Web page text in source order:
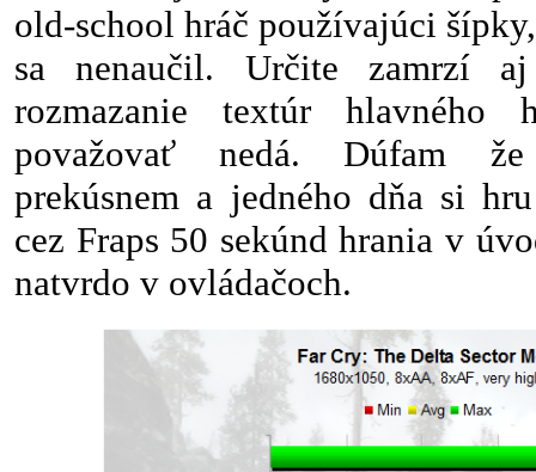
old-school hráč používajúci
sa nenaučil. Určite zamrzí
rozmazanie textúr
považovať nedá. Dúfam
prekúsnem a jedného dňa si
cez Fraps 50 sekúnd hrania v
natvrdo v ovládačoch.